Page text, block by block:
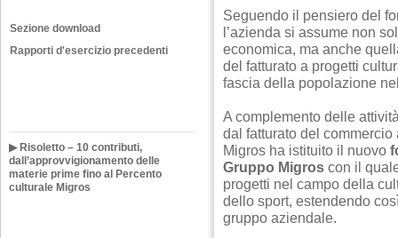
▶ Risoletto – 10 contributi,
dall’approvvigionamento delle
materie prime fino al Percento
culturale Migros
Sezione download
Rapporti d'esercizio precedenti
Seguendo il pensiero del
l’azienda si assume non
economica, ma anche
del fatturato a progetti
fascia della popolazione
A complemento delle
dal fatturato del
Migros ha istituito il nuovo
Gruppo Migros con il
progetti nel campo della
dello sport, estendendo
gruppo aziendale.